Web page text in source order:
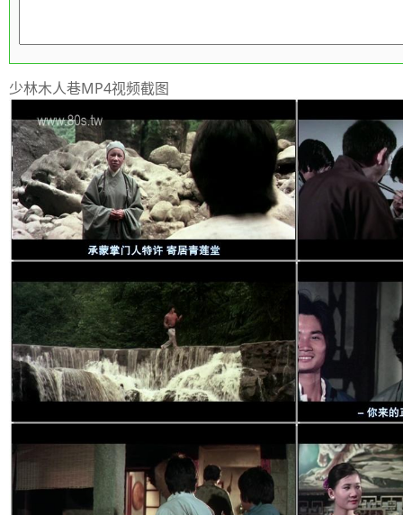
少林木人巷MP4视频截图